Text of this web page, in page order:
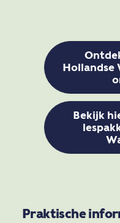
Hollandse
Bekijk
Praktische